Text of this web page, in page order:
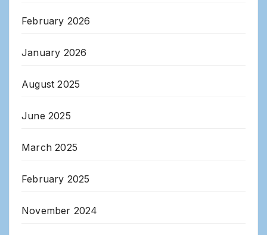
February 2026
January 2026
August 2025
June 2025
March 2025
February 2025
November 2024